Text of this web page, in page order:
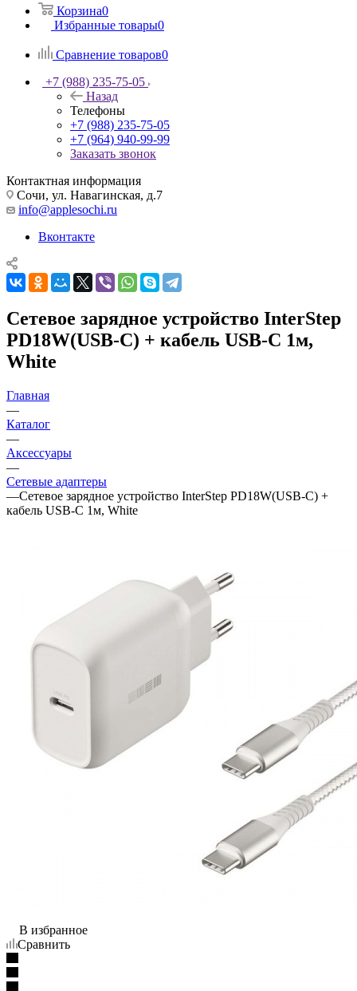
Корзина0
Избранные товары0
Сравнение товаров0
+7 (988) 235-75-05
Назад
Телефоны
+7 (988) 235-75-05
+7 (964) 940-99-99
Заказать звонок
Контактная информация
Сочи, ул. Навагинская, д.7
info@applesochi.ru
Вконтакте
Сетевое зарядное устройство InterStep
PD18W(USB-C) + кабель USB-C 1м,
White
Главная
—
Каталог
—
Аксессуары
—
Сетевые адаптеры
—Сетевое зарядное устройство InterStep PD18W(USB-C) +
кабель USB-C 1м, White
В избранное
Сравнить